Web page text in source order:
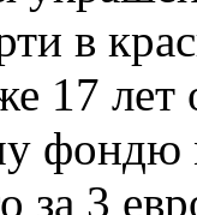
в
17
фондю
за 3